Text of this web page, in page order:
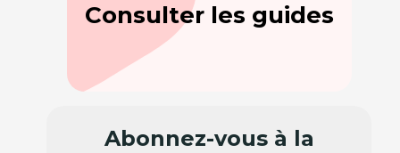
Consulter les guides
Abonnez-vous à la